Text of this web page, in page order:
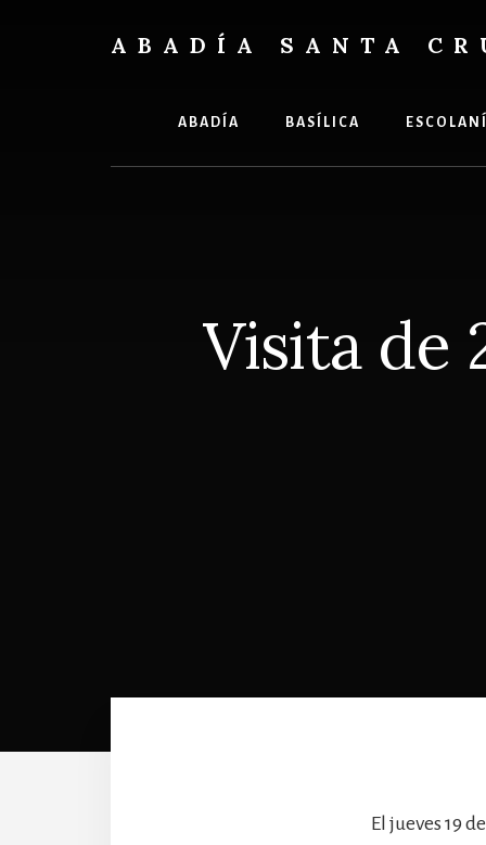
ABADÍA SANTA
ABADÍA BASÍLICA
Visita de
El jueves 19